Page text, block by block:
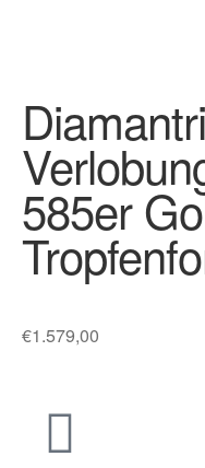
585er
€1.579,00